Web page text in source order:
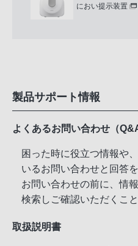
におい提示装置
製品サポート情報
よくあるお問い合わせ（
困った時に役立つ情報や
いるお問い合わせと回答
お問い合わせの前に、情
検索しご確認いただくこ
取扱説明書